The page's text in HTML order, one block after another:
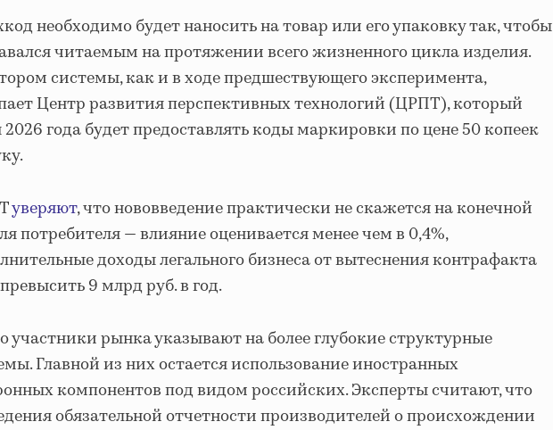
необходимо будет наносить на товар или его упаковку так, чтобы
читаемым на протяжении всего жизненного цикла изделия.
системы, как и в ходе предшествующего эксперимента,
Центр развития перспективных технологий (ЦРПТ), который
2026 года будет предоставлять коды маркировки по цене 50 копеек
уверяют, что нововведение практически не скажется на конечной
потребителя — влияние оценивается менее чем в 0,4%,
доходы легального бизнеса от вытеснения контрафакта
9 млрд руб. в год.
участники рынка указывают на более глубокие структурные
Главной из них остается использование иностранных
компонентов под видом российских. Эксперты считают, что
обязательной отчетности производителей о происхождении